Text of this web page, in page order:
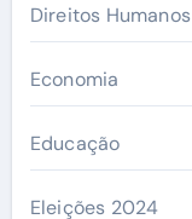
Direitos Humanos
Economia
Educação
Eleições 2024